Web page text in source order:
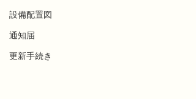
設備配置図
通知届
更新手続き